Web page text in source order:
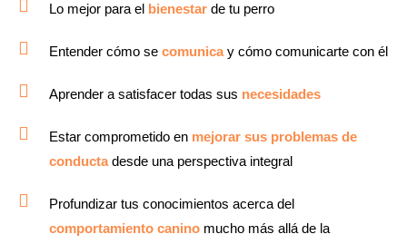
Lo mejor para el bienestar de tu perro
Entender cómo se comunicay cómo comunicarte con él
Aprender a satisfacer todas sus necesidades
Estar comprometido en mejorar sus problemas de
conductadesde una perspectiva integral
Profundizar tus conocimientos acerca del
comportamiento canino mucho más allá de la